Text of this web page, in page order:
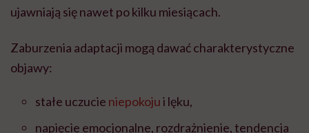
ujawniają się nawet po kilku miesiącach.
Zaburzenia adaptacji mogą dawać charakterystyczne
objawy:
stałe uczucie niepokojui lęku,
napięcie emocjonalne, rozdrażnienie, tendencja